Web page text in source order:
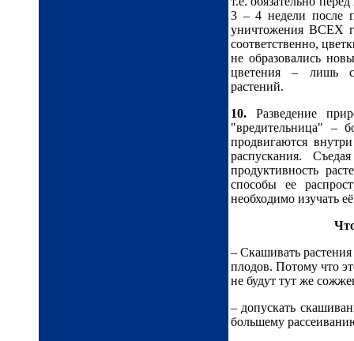
3 – 4 недели после
уничтожения ВСЕХ
соответственно,
не образовались
цветения – лишь
растений.
10. Разведение
"вредительница" –
продвигаются
распускания.
продуктивность
способы ее
необходимо изучать
– Скашивать
плодов. Потому что
не будут тут же
– допускать
большему